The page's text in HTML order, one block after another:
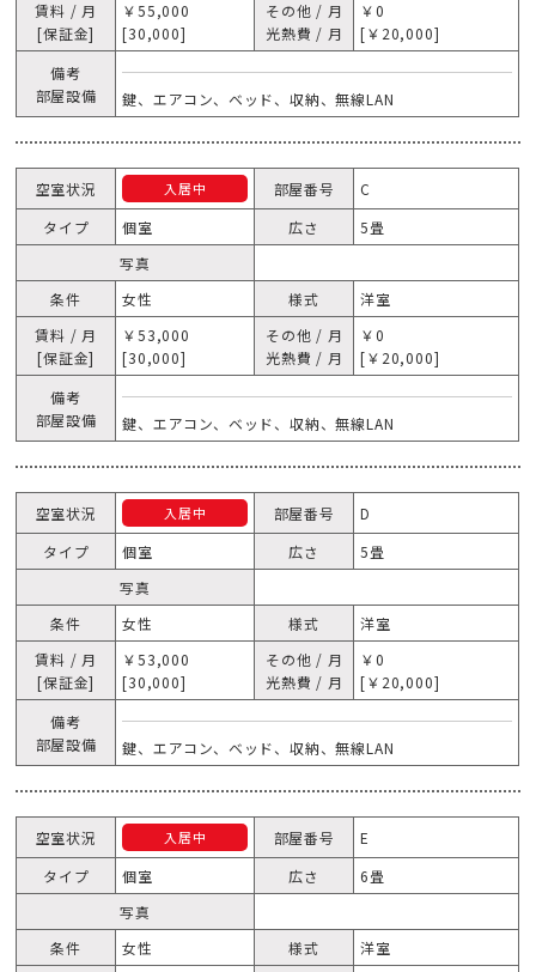
賃料 / 月
[保証金]
￥55,000
[30,000]
その他 / 月
光熱費 / 月
￥0
[￥20,000]
備考
部屋設備
鍵、エアコン、ベッド、収納、無線LAN
空室状況 入居中 部屋番号
C
タイプ
個室 広さ
5畳
写真
条件
女性 様式
洋室
賃料 / 月
[保証金]
￥53,000
[30,000]
その他 / 月
光熱費 / 月
￥0
[￥20,000]
備考
部屋設備
鍵、エアコン、ベッド、収納、無線LAN
空室状況 入居中 部屋番号
D
タイプ
個室 広さ
5畳
写真
条件
女性 様式
洋室
賃料 / 月
[保証金]
￥53,000
[30,000]
その他 / 月
光熱費 / 月
￥0
[￥20,000]
備考
部屋設備
鍵、エアコン、ベッド、収納、無線LAN
空室状況 入居中 部屋番号
E
タイプ
個室 広さ
6畳
写真
条件
女性 様式
洋室